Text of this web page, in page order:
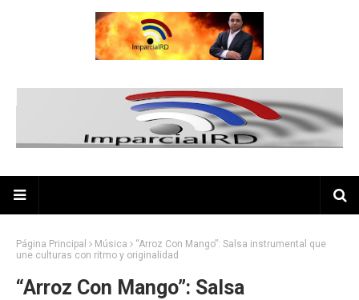
Página Principal Música
“Arroz Con Mango”: Salsa instrumental que
une culturas con ritmo y originalidad
“Arroz Con Mango”: Salsa